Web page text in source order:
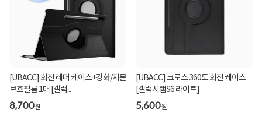
[UBACC] 회전 레더 케이스+강화/지문
보호필름 1매 [갤럭...
8,700원
[UBACC] 크로스 360도 회전 케이스
[갤럭시탭S6 라이트]
5,600원